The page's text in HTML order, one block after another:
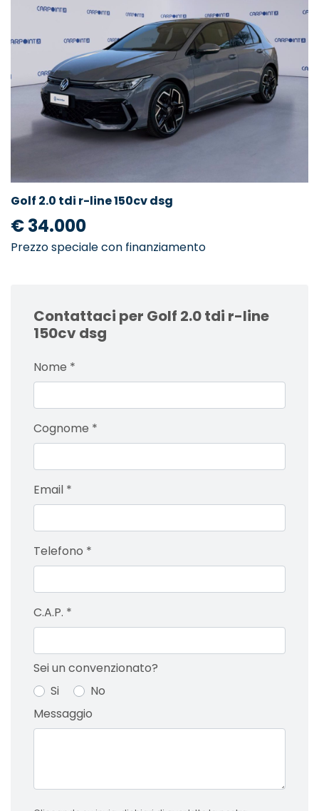
Golf 2.0 tdi r-line 150cv dsg
€ 34.000
Prezzo speciale con finanziamento
Contattaci per Golf 2.0 tdi r-line
150cv dsg
Nome *
Cognome *
Email *
Telefono *
C.A.P. *
Sei un convenzionato?
Si
No
Messaggio